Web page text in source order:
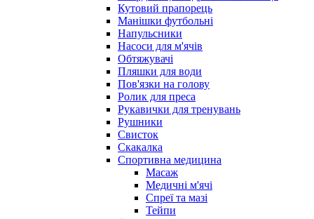
Кутовий прапорець
Манішки футбольні
Напульсники
Насоси для м'ячів
Обтяжувачі
Пляшки для води
Пов'язки на голову
Ролик для преса
Рукавички для тренувань
Рушники
Свисток
Скакалка
Спортивна медицина
Масаж
Медичні м'ячі
Спреї та мазі
Тейпи